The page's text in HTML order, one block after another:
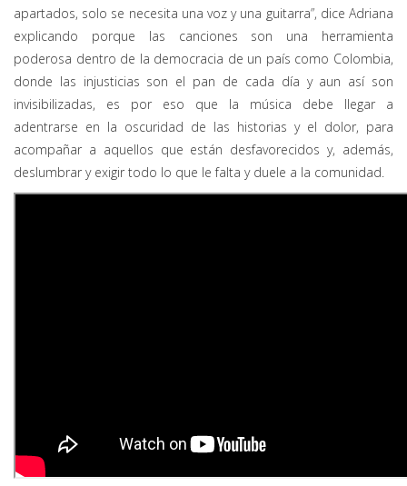
apartados, solo se necesita una voz y una guitarra”, dice Adriana
explicando porque las canciones son una herramienta
poderosa dentro de la democracia de un país como Colombia,
donde las injusticias son el pan de cada día y aun así son
invisibilizadas, es por eso que la música debe llegar a
adentrarse en la oscuridad de las historias y el dolor, para
acompañar a aquellos que están desfavorecidos y, además,
deslumbrar y exigir todo lo que le falta y duele a la comunidad.